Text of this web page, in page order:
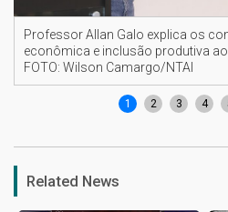
Professor Allan Galo explica os
econômica e inclusão produtiva
FOTO: Wilson Camargo/NTAI
1 2 3 4
Related News